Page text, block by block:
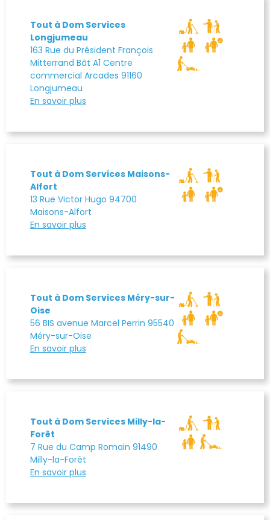
Tout à Dom Services
Longjumeau
163 Rue du Président François
Mitterrand Bât A1 Centre
commercial Arcades 91160
Longjumeau
En savoir plus
Tout à Dom Services Maisons-
Alfort
13 Rue Victor Hugo 94700
Maisons-Alfort
En savoir plus
Tout à Dom Services Méry-sur-
Oise
56 BIS avenue Marcel Perrin 95540
Méry-sur-Oise
En savoir plus
Tout à Dom Services Milly-la-
Forêt
7 Rue du Camp Romain 91490
Milly-la-Forêt
En savoir plus